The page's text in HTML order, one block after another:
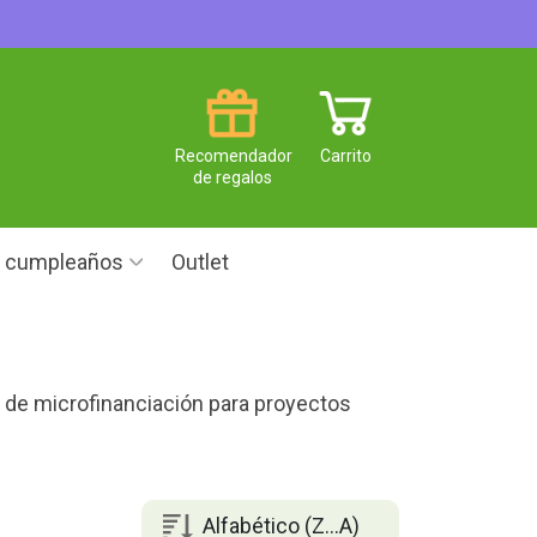
Carrito
Recomendador
de regalos
cumpleaños Outlet
microfinanciación para proyectos
Alfabético (Z...A)